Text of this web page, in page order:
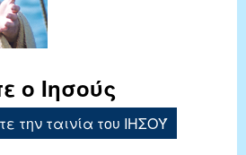
ο Ιησούς
την ταινία του ΙΗΣΟΎ